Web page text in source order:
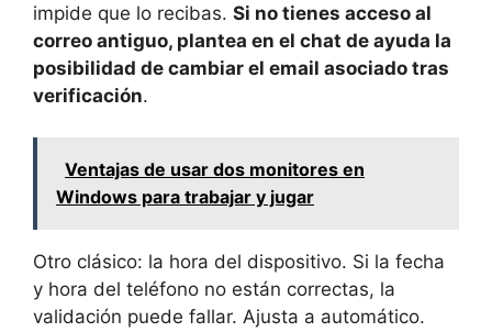
impide que lo recibas. Si no tienes acceso al
correo antiguo, plantea en el chat de ayuda la
posibilidad de cambiar el email asociado tras
verificación.
Ventajas de usar dos monitores en
Windows para trabajar y jugar
Otro clásico: la hora del dispositivo. Si la fecha
y hora del teléfono no están correctas, la
validación puede fallar. Ajusta a automático.